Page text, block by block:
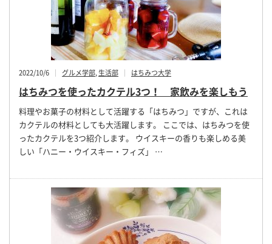
2022/10/6 グルメ学部,生活部 はちみつ大学
はちみつを使ったカクテル3つ！ 家飲みを楽しもう
料理やお菓子の材料として活躍する「はちみつ」ですが、これは
カクテルの材料としても大活躍します。 ここでは、はちみつを使
ったカクテルを3つ紹介します。 ウイスキーの香りも楽しめる美
しい「ハニー・ウイスキー・フィズ」 …